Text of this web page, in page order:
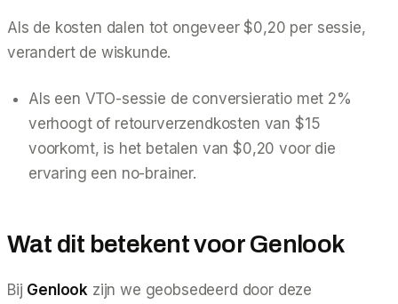
Als de kosten dalen tot ongeveer $0,20 per sessie,
verandert de wiskunde.
Als een VTO-sessie de conversieratio met 2%
verhoogt of retourverzendkosten van $15
voorkomt, is het betalen van $0,20 voor die
ervaring een no-brainer.
Wat dit betekent voor Genlook
Bij Genlook zijn we geobsedeerd door deze